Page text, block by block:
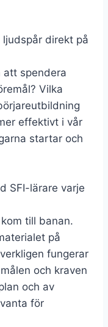
direkt på
att spendera
Vilka
effektivt i vår
startar och
SFI-lärare varje
till banan.
på
fungerar
och kraven
och av
för